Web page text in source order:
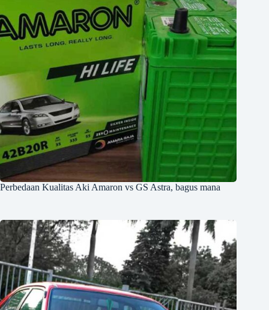
Perbedaan Kualitas Aki Amaron vs GS Astra, bagus mana